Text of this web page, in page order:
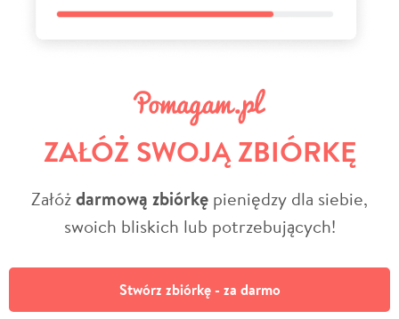
ZAŁÓŻ SWOJĄ ZBIÓRKĘ
Załóżdarmową zbiórkę pieniędzy dla siebie,
swoich bliskich lub potrzebujących!
Stwórz zbiórkę - za darmo